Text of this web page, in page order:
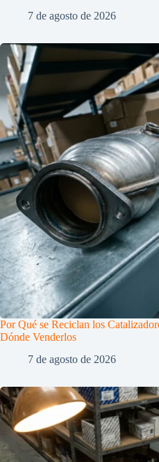
7 de agosto de 2026
Por Qué se Reciclan los
Dónde Venderlos
7 de agosto de 2026